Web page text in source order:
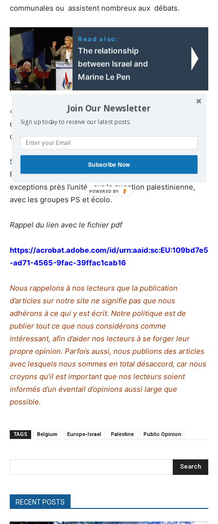
communales ou assistent nombreux aux débats.
Read also:
The relationship
between Israel and
Marine Le Pen
« Rue – conseil – rue », la célèbre formule, qui lie l’ action
des élus dans les collèges ou conseils à la mobilisation
citoyenne a retrouvé ici tout son sens.
Saluons aussi, dans ce contexte, l’action persévérante du
PTB dans de nombreuses communes et à quelques
exceptions près l’unité , sur la question palestinienne,
avec les groupes PS et écolo.
Rappel du lien avec le fichier pdf
https://acrobat.adobe.com/id/urn:aaid:sc:EU:109bd7e5
-ad71-4565-9fac-39ffac1cab16
Nous rappelons à nos lecteurs que la publication
d’articles sur notre site ne signifie pas que nous
adhérons à ce qui y est écrit. Notre politique est de
publier tout ce que nous considérons comme
intéressant, afin d’aider nos lecteurs à se forger leur
propre opinion. Parfois aussi, nous publions des articles
avec lesquels nous sommes en total désaccord, car nous
croyons qu’il est important que nos lecteurs soient
informés d’un éventail d’opinions aussi large que
possible.
TAGS Belgium Europe-Israel Palestine Public Opinion
Search
RECENT POSTS
Join Our Newsletter
Sign up today to receive our latest posts.
Subscribe Now